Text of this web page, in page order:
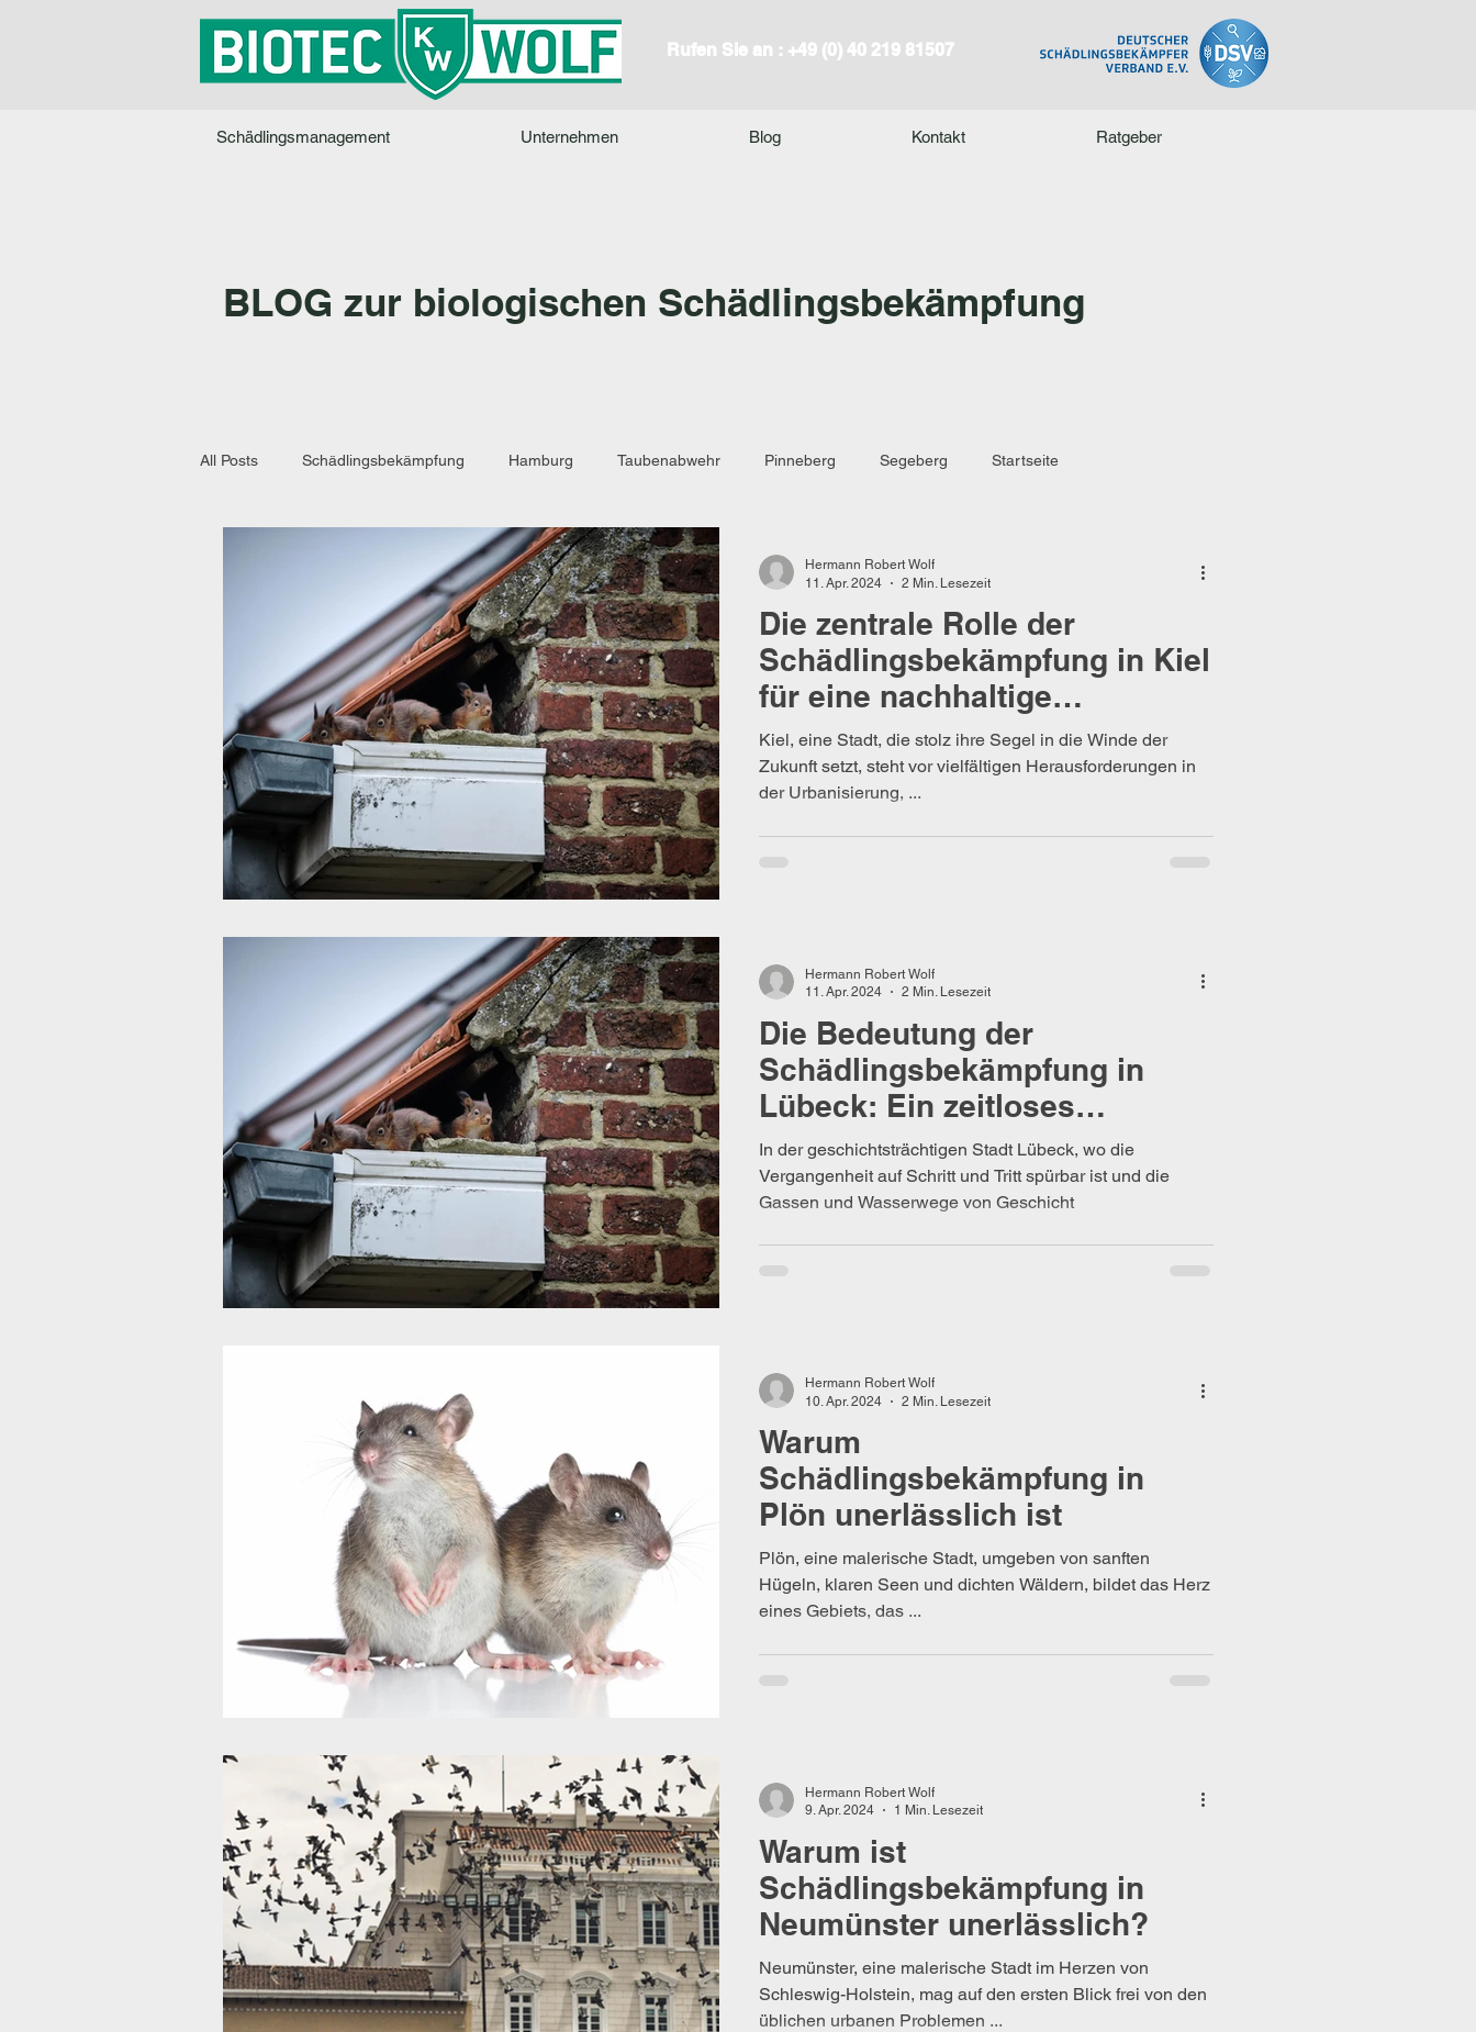
Rufen Sie an : +49 (0) 40 219 81507
Schädlingsmanagement Unternehmen Blog Kontakt Ratgeber
BLOG zur biologischen Schädlingsbekämpfung
All Posts Schädlingsbekämpfung Hamburg Taubenabwehr Pinneberg Segeberg Startseite
Stormarn Herzogtum Lauenburg
Mecklenburg Vorpommern
Die zentrale Rolle der
Schädlingsbekämpfung in Kiel
für eine nachhaltige
Stadtentwicklung
Kiel, eine Stadt, die stolz ihre Segel in die Winde der
Zukunft setzt, steht vor vielfältigen Herausforderungen in
der Urbanisierung, ...
Hermann Robert Wolf
11. Apr. 2024
2 Min. Lesezeit
Die Bedeutung der
Schädlingsbekämpfung in
Lübeck: Ein zeitloses
Anliegen
In der geschichtsträchtigen Stadt Lübeck, wo die
Vergangenheit auf Schritt und Tritt spürbar ist und die
Gassen und Wasserwege von Geschicht
Hermann Robert Wolf
11. Apr. 2024
2 Min. Lesezeit
Warum
Schädlingsbekämpfung in
Plön unerlässlich ist
Plön, eine malerische Stadt, umgeben von sanften
Hügeln, klaren Seen und dichten Wäldern, bildet das Herz
eines Gebiets, das ...
Hermann Robert Wolf
10. Apr. 2024
2 Min. Lesezeit
Warum ist
Schädlingsbekämpfung in
Neumünster unerlässlich?
Neumünster, eine malerische Stadt im Herzen von
Schleswig-Holstein, mag auf den ersten Blick frei von den
üblichen urbanen Problemen ...
Hermann Robert Wolf
9. Apr. 2024
1 Min. Lesezeit